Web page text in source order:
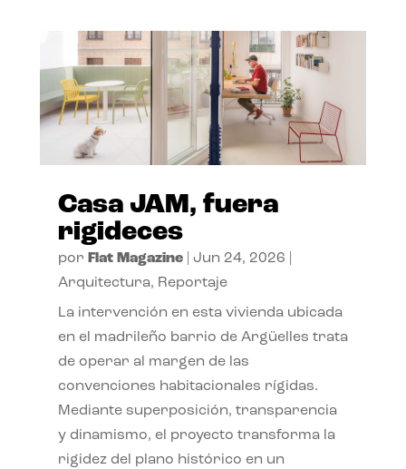
Casa JAM, fuera
rigideces
por Flat Magazine| Jun 24, 2026
Arquitectura, Reportaje
La intervención en esta vivienda ubicada
en el madrileño barrio de Argüelles trata
de operar al margen de las
convenciones habitacionales rígidas.
Mediante superposición, transparencia
y dinamismo, el proyecto transforma la
rigidez del plano histórico en un